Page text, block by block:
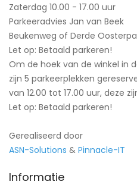
Zaterdag 10.00 - 17.00 uur
Parkeeradvies Jan van Beek
Beukenweg of Derde
Let op: Betaald parkeren!
Om de hoek van de winkel in
zijn 5 parkeerplekken
van 12.00 tot 17.00 uur, deze
Let op: Betaald parkeren!
Gerealiseerd door
ASN-Solutions & Pinnacle-IT
Informatie